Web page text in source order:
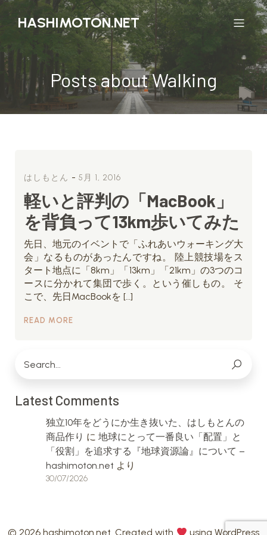
HASHIMOTON.NET
Posts about Walking
はしもとん - 5月 1, 2016
軽いと評判の「MacBook」
を背負って13km歩いてみた
先日、地元のイベントで「ふれあいウォーキング大
会」なるものがあったんですね。 陸上競技場をス
タート地点に「8km」「13km」「21km」の3つのコ
ースに分かれて集団で歩く。という催しもの。 そ
こで、先日MacBookを […]
READ MORE
Latest Comments
独立10年をどうにか生き抜いた、はしもとんの
商品作り に 地球にとって一番良い「配置」と
「役割」を追求する『地球資源論』について –
hashimoton.net より
30/07/2026
© 2026 hashimoton.net. Created with using WordPress